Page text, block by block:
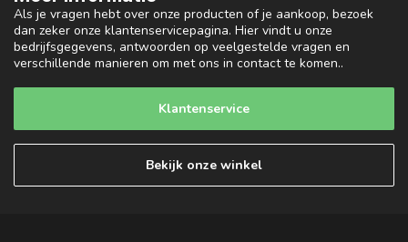
Als je vragen hebt over onze producten of je aankoop, bezoek
dan zeker onze klantenservicepagina. Hier vindt u onze
bedrijfsgegevens, antwoorden op veelgestelde vragen en
verschillende manieren om met ons in contact te komen..
Klantenservice
Bekijk onze winkel